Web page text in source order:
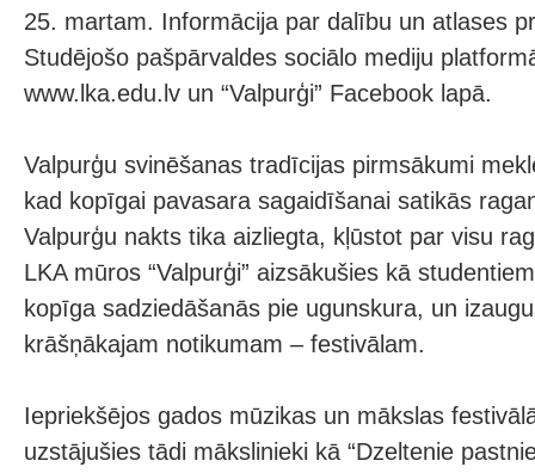
25. martam. Informācija par dalību un atlases
Studējošo pašpārvaldes sociālo mediju
www.lka.edu.lv un “Valpurģi” Facebook lapā.
Valpurģu svinēšanas tradīcijas pirmsākumi
kad kopīgai pavasara sagaidīšanai satikās
Valpurģu nakts tika aizliegta, kļūstot par visu
LKA mūros “Valpurģi” aizsākušies kā
kopīga sadziedāšanās pie ugunskura, un
krāšņākajam notikumam – festivālam.
Iepriekšējos gados mūzikas un mākslas
uzstājušies tādi mākslinieki kā “Dzeltenie